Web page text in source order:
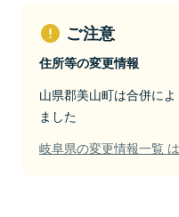
ご注意
住所等の変更情報
山県郡美山町は合併に
ました
岐阜県の変更情報一覧